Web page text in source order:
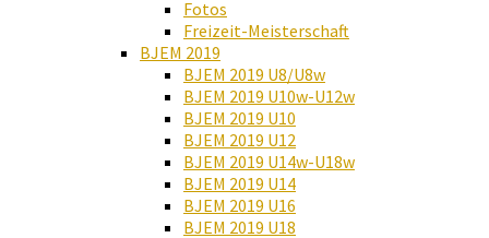
Fotos
Freizeit-Meisterschaft
BJEM 2019
BJEM 2019 U8/U8w
BJEM 2019 U10w-U12w
BJEM 2019 U10
BJEM 2019 U12
BJEM 2019 U14w-U18w
BJEM 2019 U14
BJEM 2019 U16
BJEM 2019 U18